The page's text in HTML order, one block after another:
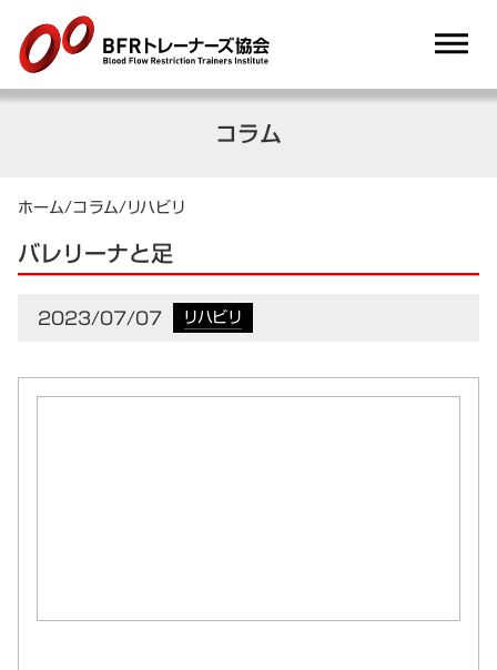
dehaze
コラム
ホーム/コラム/リハビリ
バレリーナと足
2023/07/07 リハビリ